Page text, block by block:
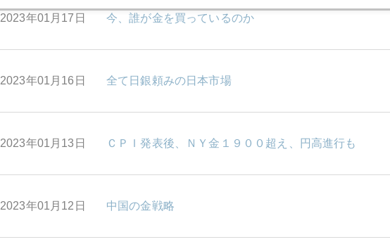
2023年01月17日 今、誰が金を買っているのか
2023年01月16日 全て日銀頼みの日本市場
2023年01月13日 ＣＰＩ発表後、ＮＹ金１９００超え、円高進行も
2023年01月12日 中国の金戦略